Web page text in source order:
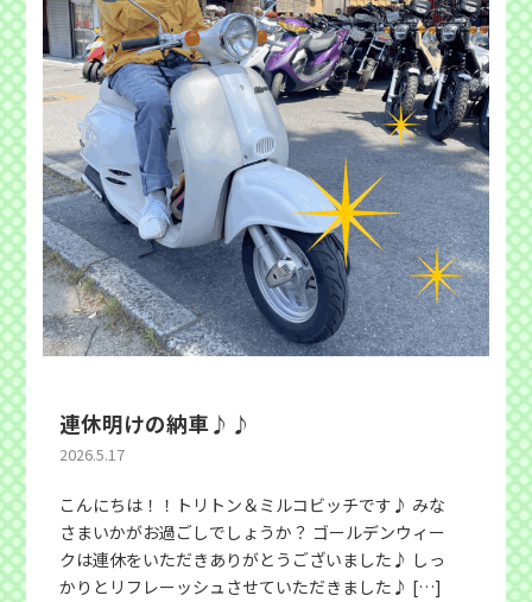
連休明けの納車♪♪
2026.5.17
こんにちは！！トリトン＆ミルコビッチです♪ みな
さまいかがお過ごしでしょうか？ ゴールデンウィー
クは連休をいただきありがとうございました♪ しっ
かりとリフレーッシュさせていただきました♪ […]